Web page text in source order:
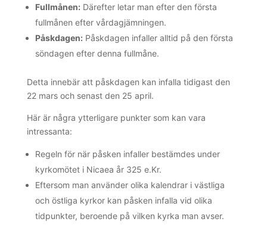
Fullmånen:Därefter letar man efter den första
fullmånen efter vårdagjämningen.
Påskdagen:Påskdagen infaller alltid på den första
söndagen efter denna fullmåne.
Detta innebär att påskdagen kan infalla tidigast den
22 mars och senast den 25 april.
Här är några ytterligare punkter som kan vara
intressanta:
Regeln för när påsken infaller bestämdes under
kyrkomötet i Nicaea år 325 e.Kr.
Eftersom man använder olika kalendrar i västliga
och östliga kyrkor kan påsken infalla vid olika
tidpunkter, beroende på vilken kyrka man avser.